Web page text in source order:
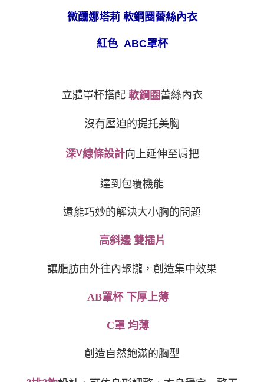
後付繳納相關費用。
是否繳費成功／繳費後需取消欲退款等相關疑問，請聯繫「AFTEE先享後付
https://netprotections.freshdesk.com/support/home
易，需依本服務之必要範圍內提供個人資料，並將交易相關給付款項請求債
權轉讓予恩沛科技股份有限公司。
https://aftee.tw/terms/#terms3
恩沛科技股份有限公司將有權停止該用戶之使用額度並採取法律行動。
每筆NT$80，滿NT$999(含以上)免運費
每筆NT$80，滿NT$999(含以上)免運費
微醺娜塔莉 軟鋼圈蕾絲內衣
紅色 ABC罩杯
立體罩杯搭配 軟鋼圈蕾絲內衣
沒有壓迫的提托美胸
深V線條設計向上延伸至肩把
達到包覆機能
還能巧妙的解決大小胸的問題
高斜邊 雙插片
讓脂肪由外往內聚攏 ， 創造集中效果
AB罩杯 下厚上薄
C罩 均薄
創造自然飽滿的胸型